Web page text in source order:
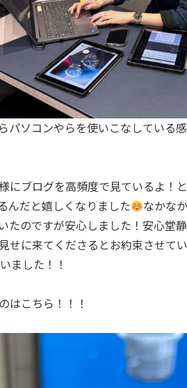
パソコンやらを使いこなしている
にブログを高頻度で見ているよ！
んだと嬉しくなりました
なかな
たのですが安心しました！安心堂
せに来てくださるとお約束させて
ました！！
はこちら！！！